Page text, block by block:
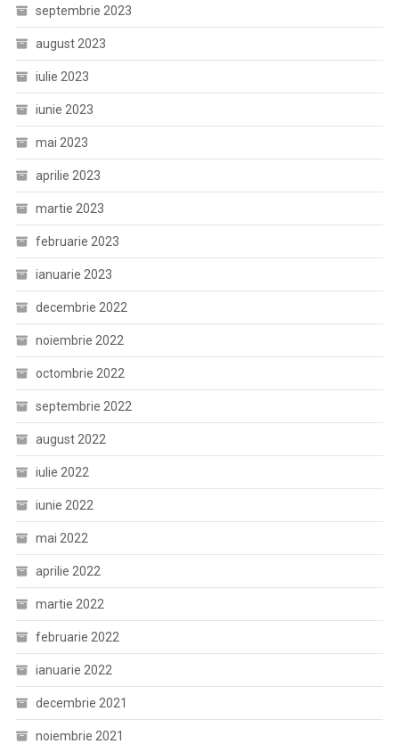
septembrie 2023
august 2023
iulie 2023
iunie 2023
mai 2023
aprilie 2023
martie 2023
februarie 2023
ianuarie 2023
decembrie 2022
noiembrie 2022
octombrie 2022
septembrie 2022
august 2022
iulie 2022
iunie 2022
mai 2022
aprilie 2022
martie 2022
februarie 2022
ianuarie 2022
decembrie 2021
noiembrie 2021